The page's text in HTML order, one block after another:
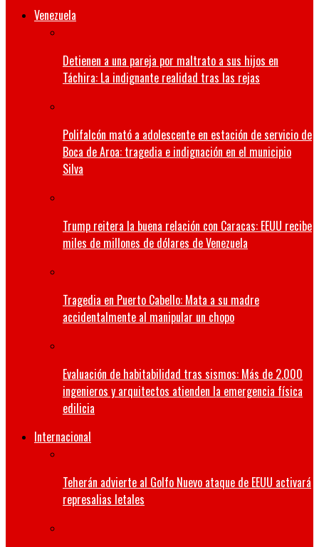
Venezuela
Detienen a una pareja por maltrato a sus hijos en
Táchira: La indignante realidad tras las rejas
Polifalcón mató a adolescente en estación de servicio de
Boca de Aroa: tragedia e indignación en el municipio
Silva
Trump reitera la buena relación con Caracas: EEUU recibe
miles de millones de dólares de Venezuela
Tragedia en Puerto Cabello: Mata a su madre
accidentalmente al manipular un chopo
Evaluación de habitabilidad tras sismos: Más de 2.000
ingenieros y arquitectos atienden la emergencia física
edilicia
Internacional
Teherán advierte al Golfo Nuevo ataque de EEUU activará
represalias letales